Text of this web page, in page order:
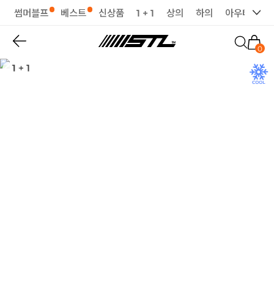
썸머블프 베스트 신상품 1 + 1 상의 하의 아우터
0